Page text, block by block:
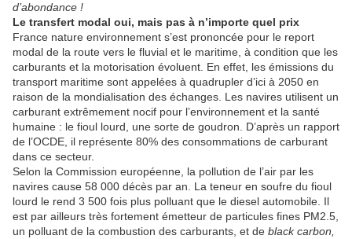
d’abondance !
Le transfert modal oui, mais pas à n’importe quel prix
France nature environnement s’est prononcée pour le report
modal de la route vers le fluvial et le maritime, à condition que les
carburants et la motorisation évoluent. En effet, les émissions du
transport maritime sont appelées à quadrupler d’ici à 2050 en
raison de la mondialisation des échanges. Les navires utilisent un
carburant extrêmement nocif pour l’environnement et la santé
humaine : le fioul lourd, une sorte de goudron. D’après un rapport
de l’OCDE, il représente 80% des consommations de carburant
dans ce secteur.
Selon la Commission européenne, la pollution de l’air par les
navires cause 58 000 décès par an. La teneur en soufre du fioul
lourd le rend 3 500 fois plus polluant que le diesel automobile. Il
est par ailleurs très fortement émetteur de particules fines PM2.5,
un polluant de la combustion des carburants, et de black carbon,